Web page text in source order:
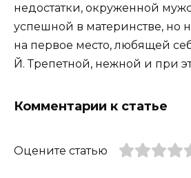
недостатки, окруженной
успешной в материнстве, но
на первое место, любящей
Й. Трепетной, нежной и при
Комментарии к статье
Оцените статью